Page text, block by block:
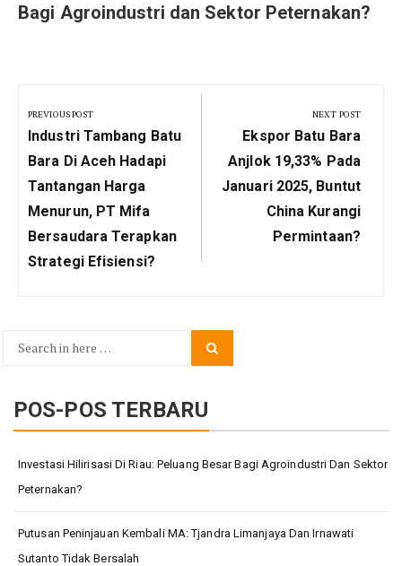
Bagi Agroindustri dan Sektor Peternakan?
pos
PREVIOUS POST
Previous
Post:
Industri Tambang Batu
Bara Di Aceh Hadapi
Tantangan Harga
Menurun, PT Mifa
Bersaudara Terapkan
Strategi Efisiensi?
NEXT POST
Next
Post:
Ekspor Batu Bara
Anjlok 19,33% Pada
Januari 2025, Buntut
China Kurangi
Permintaan?
Search
POS-POS TERBARU
Investasi Hilirisasi Di Riau: Peluang Besar Bagi Agroindustri Dan Sektor
Peternakan?
Putusan Peninjauan Kembali MA: Tjandra Limanjaya Dan Irnawati
Sutanto Tidak Bersalah